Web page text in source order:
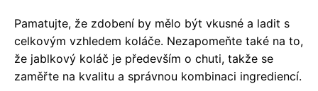
Pamatujte, že zdobení by mělo být vkusné a ladit s
celkovým vzhledem koláče. Nezapomeňte také na to,
že jablkový koláč je především o chuti, takže se
zaměřte na kvalitu a správnou kombinaci ingrediencí.